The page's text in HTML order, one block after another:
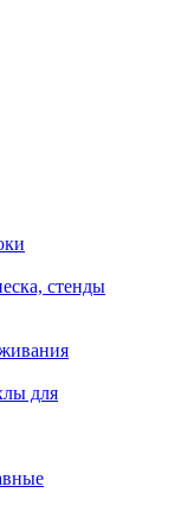
стенды
для